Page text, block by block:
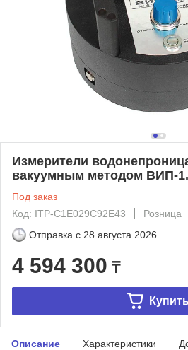
Измерители
вакуумным методом ВИП-
Под заказ
Код: ITP-C1E029C92E43
Розница
Отправка с 28 августа 2026
4 594 300 ₸
Купить
Описание Характеристики